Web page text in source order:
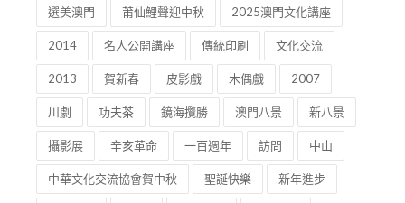
選美澳門 莆仙鯉聲迎中秋 2025澳門文化講座
2014 名人公開講座 傳統印刷 文化交流
2013 賀新春 皮影戲 木偶戲 2007
川劇 功夫茶 鏡海攬勝 澳門八景 新八景
攝影展 辛亥革命 一百週年 訪問 中山
中華文化交流協會賀中秋 聖誕快樂 新年進步